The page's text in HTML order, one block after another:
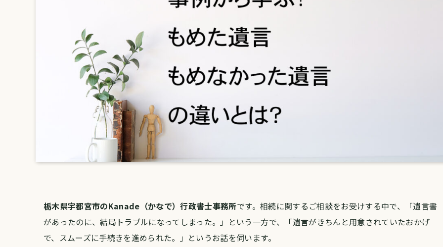
栃木県宇都宮市のKanade（かなで）行政書士事務所です。 相続に関するご相談をお受けする中で、
「遺言書
があったのに、結局トラブルになってしまった。」という一方で、
「遺言がきちんと用意されていたおかげ
で、スムーズに手続きを進められた。」というお話を伺います。